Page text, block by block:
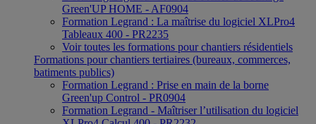
Green'UP HOME - AF0904
Formation Legrand : La maîtrise du logiciel XLPro4
Tableaux 400 - PR2235
Voir toutes les formations pour chantiers résidentiels
Formations pour chantiers tertiaires (bureaux, commerces,
batiments publics)
Formation Legrand : Prise en main de la borne
Green'up Control - PR0904
Formation Legrand - Maîtriser l’utilisation du logiciel